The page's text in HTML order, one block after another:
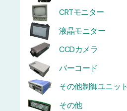
CRTモニター
液晶モニター
CCDカメラ
バーコード
その他制御ユニット
その他